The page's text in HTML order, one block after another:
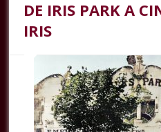
DE IRIS PARK A
IRIS